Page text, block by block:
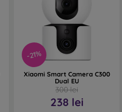
fi mai detaliată și mai clară. O
potrivită mai ales dacă trebuie
sau obiecte mai mici în
– este exprimat de obicei în
zonei pe care o poate
camere IP pot înregistra doar
ajung până la 360° și pot fi
-21%
Xiaomi Smart Camera C300
Dual EU
300 lei
238 lei